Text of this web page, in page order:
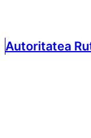
Autoritatea